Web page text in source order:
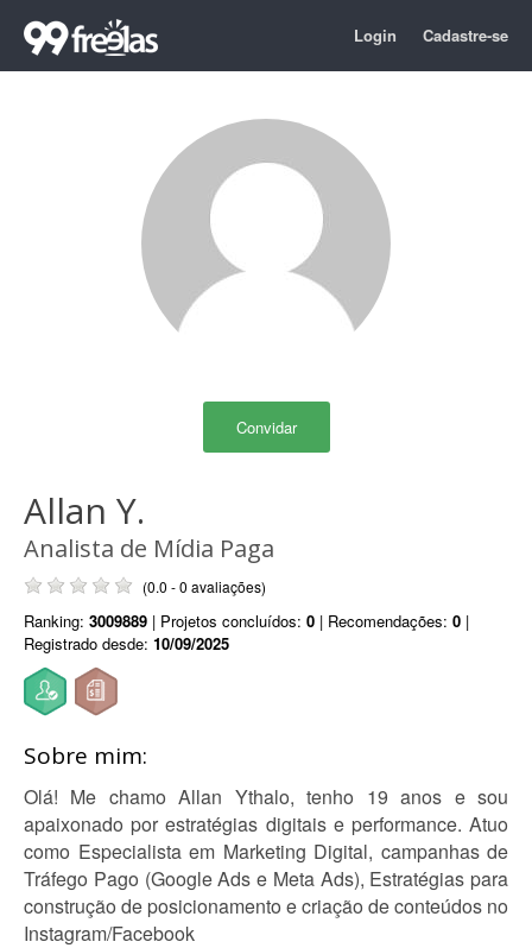
Login Cadastre-se
Convidar
Allan Y.
Analista de Mídia Paga
(0.0 - 0 avaliações)
Ranking: 3009889 | Projetos concluídos: 0 | Recomendações: 0 |
Registrado desde: 10/09/2025
Sobre mim:
Olá! Me chamo Allan Ythalo, tenho 19 anos e sou
apaixonado por estratégias digitais e performance. Atuo
como Especialista em Marketing Digital, campanhas de
Tráfego Pago (Google Ads e Meta Ads), Estratégias para
construção de posicionamento e criação de conteúdos no
Instagram/Facebook